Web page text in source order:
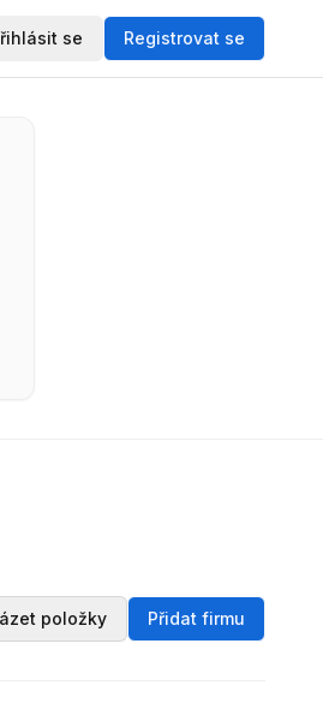
se Registrovat se
položky Přidat firmu